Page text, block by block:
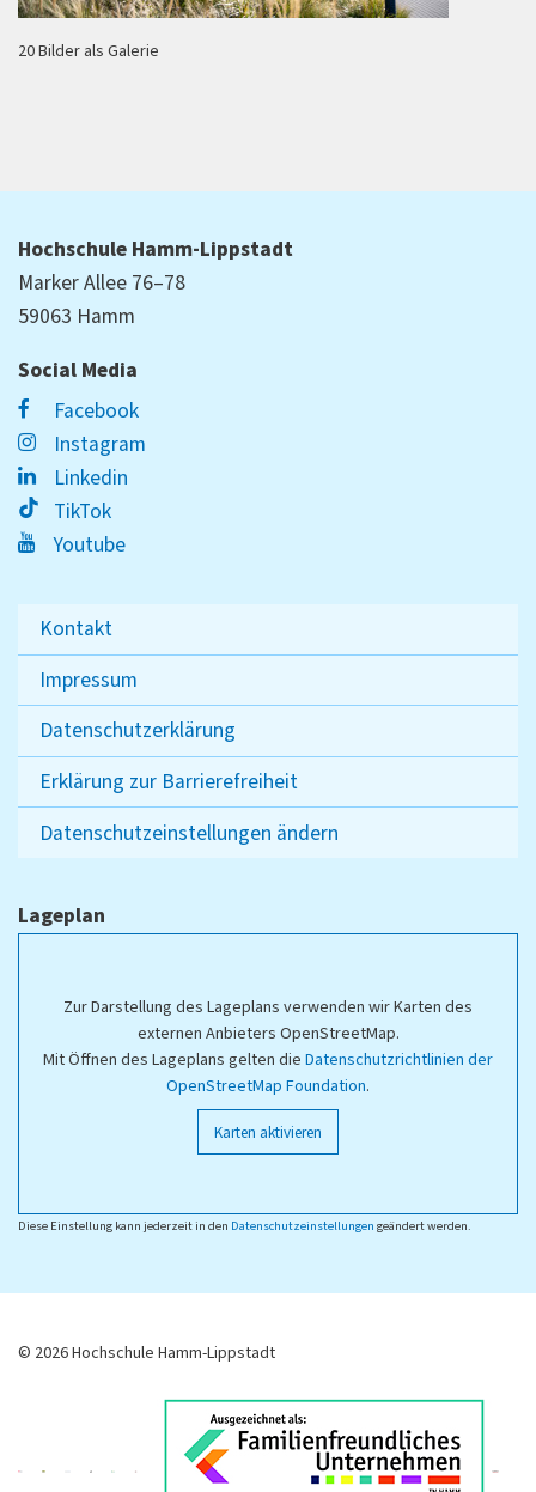
20 Bilder als Galerie
Hochschule Hamm-Lippstadt
Marker Allee 76–78
59063 Hamm
Social Media
Facebook
Instagram
Linkedin
TikTok
Youtube
Kontakt
Impressum
Datenschutzerklärung
Erklärung zur Barrierefreiheit
Datenschutzeinstellungen ändern
Lageplan
Zur Darstellung des Lageplans verwenden wir Karten des
externen Anbieters OpenStreetMap.
Mit Öffnen des Lageplans gelten die Datenschutzrichtlinien der
OpenStreetMap Foundation.
Karten aktivieren
Diese Einstellung kann jederzeit in den Datenschutzeinstellungen geändert werden.
© 2026 Hochschule Hamm-Lippstadt